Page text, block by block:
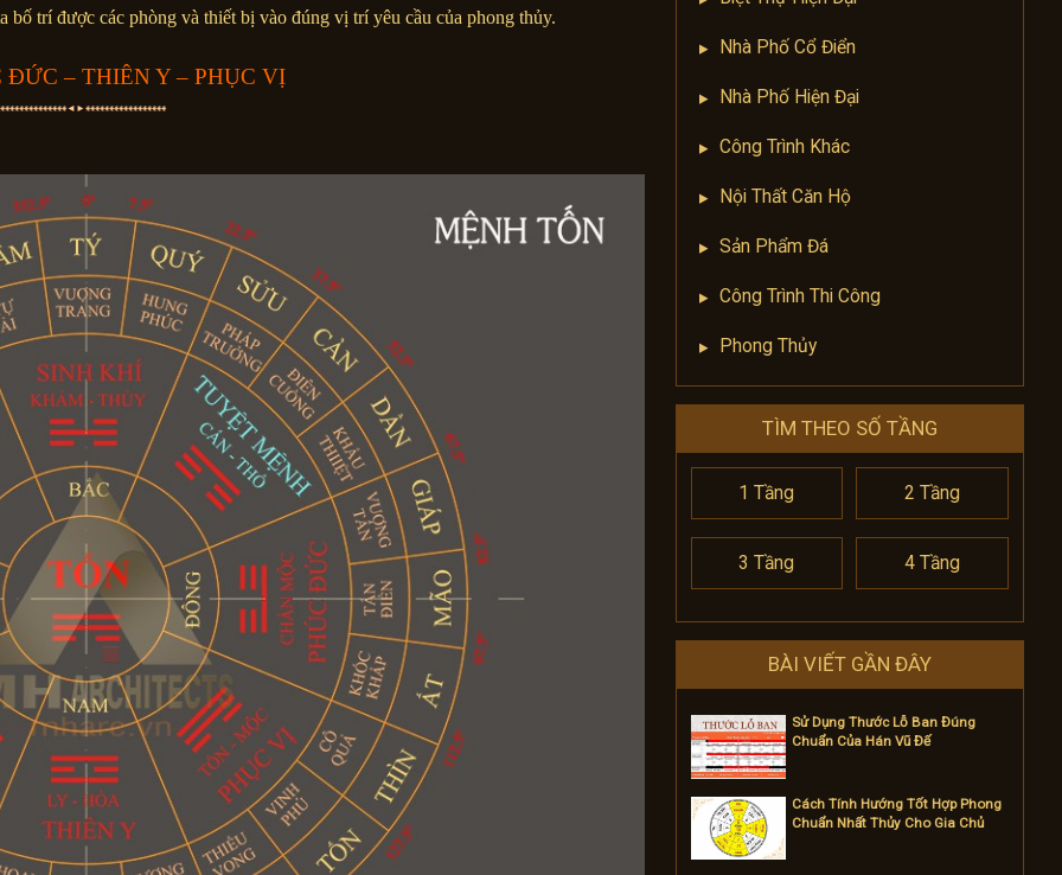
bố trí được các phòng và thiết bị vào đúng vị trí yêu cầu của phong thủy.
ĐỨC – THIÊN Y – PHỤC VỊ
◄► ⁕⁕⁕⁕⁕⁕⁕⁕⁕⁕⁕⁕⁕⁕⁕⁕⁕
Nhà Phố Cổ Điển
Nhà Phố Hiện Đại
Công Trình Khác
Nội Thất Căn Hộ
Sản Phẩm Đá
Công Trình Thi Công
Phong Thủy
TÌM THEO SỐ TẦNG
1 Tầng 2 Tầng
3 Tầng 4 Tầng
BÀI VIẾT GẦN ĐÂY
Sử Dụng Thước Lỗ Ban Đúng
Chuẩn Của Hán Vũ Đế
Cách Tính Hướng Tốt Hợp Phong
Chuẩn Nhất Thủy Cho Gia Chủ